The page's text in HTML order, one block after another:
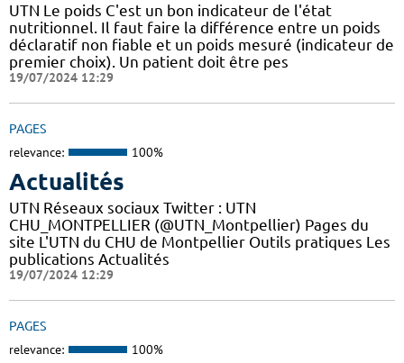
UTN Le poids C'est un bon indicateur de l'état
nutritionnel. Il faut faire la différence entre un poids
déclaratif non fiable et un poids mesuré (indicateur de
premier choix). Un patient doit être pes
19/07/2024 12:29
PAGES
relevance: 100%
Actualités
UTN Réseaux sociaux Twitter : UTN
CHU_MONTPELLIER (@UTN_Montpellier) Pages du
site L'UTN du CHU de Montpellier Outils pratiques Les
publications Actualités
19/07/2024 12:29
PAGES
relevance: 100%